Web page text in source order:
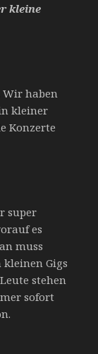
kleine
Wir haben
kleiner
Konzerte
super
es
muss
kleinen Gigs
stehen
sofort